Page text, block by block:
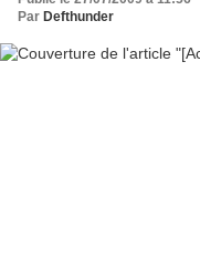
Par Defthunder